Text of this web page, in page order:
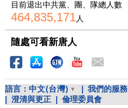
目前退出中共黨、團、隊總人數
464,835,171人
隨處可看新唐人
語言： 中文(台灣) 我們的服務
澄清與更正 倫理委員會